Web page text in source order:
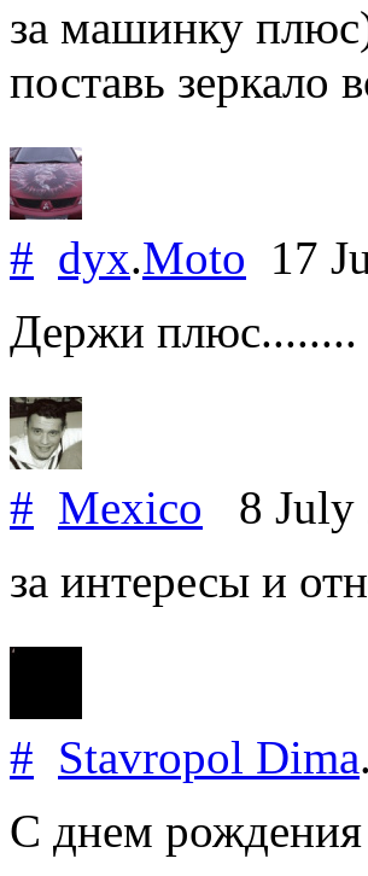
за машинку
поставь зеркало
# dyx.Moto 17
Держи плюс........
# Mexico 8 July
за интересы и
# Stavropol Dima.
С днем